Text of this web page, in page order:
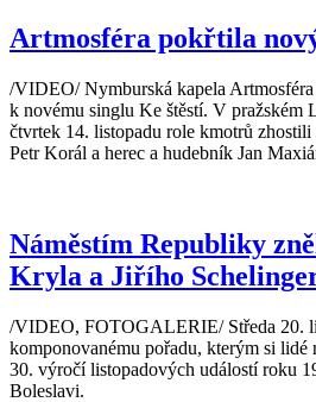
Artmosféra pokřtila
/VIDEO/ Nymburská kapela
k novému singlu Ke štěstí. V pražském
čtvrtek 14. listopadu role kmotrů
Petr Korál a herec a hudebník Jan
Náměstím Republiky
Kryla a Jiřího
/VIDEO, FOTOGALERIE/ Středa 20.
komponovanému pořadu, kterým si lidé
30. výročí listopadových událostí roku
Boleslavi.